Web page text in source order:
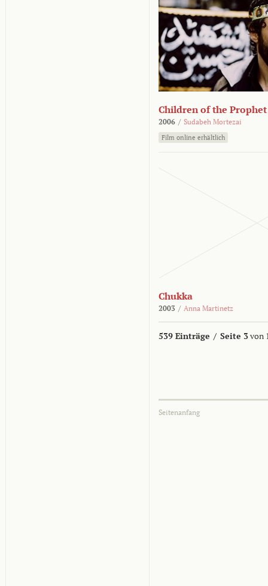
Children of the Prophet
2006 / Sudabeh Mortezai
Film online erhältlich
Chukka
2003 / Anna Martinetz
539 Einträge / Seite 3von
Seitenanfang